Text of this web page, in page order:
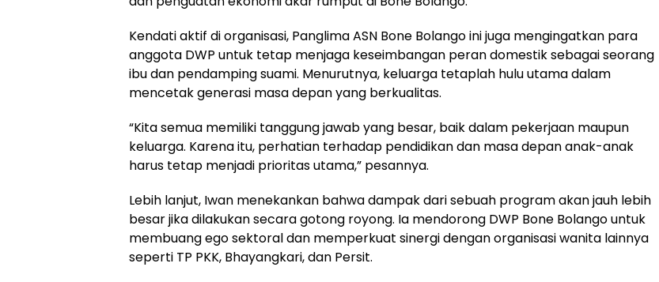
​Kendati aktif di organisasi, Panglima ASN Bone Bolango ini juga mengingatkan para
anggota DWP untuk tetap menjaga keseimbangan peran domestik sebagai seorang
ibu dan pendamping suami. Menurutnya, keluarga tetaplah hulu utama dalam
mencetak generasi masa depan yang berkualitas.
​“Kita semua memiliki tanggung jawab yang besar, baik dalam pekerjaan maupun
keluarga. Karena itu, perhatian terhadap pendidikan dan masa depan anak-anak
harus tetap menjadi prioritas utama,” pesannya.
​Lebih lanjut, Iwan menekankan bahwa dampak dari sebuah program akan jauh lebih
besar jika dilakukan secara gotong royong. Ia mendorong DWP Bone Bolango untuk
membuang ego sektoral dan memperkuat sinergi dengan organisasi wanita lainnya
seperti TP PKK, Bhayangkari, dan Persit.